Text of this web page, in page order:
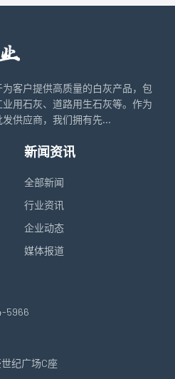
客户提供高质量的白灰产品，包
用石灰、道路用生石灰等。作为
供应商，我们拥有先...
新闻资讯
全部新闻
行业资讯
企业动态
媒体报道
5966
纪广场C座